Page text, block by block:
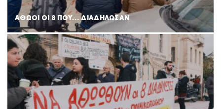
ΑΘΩΟΙ ΟΙ 8 ΠΟΥ… ΔΙΑΔΗΛΩΣΑΝ